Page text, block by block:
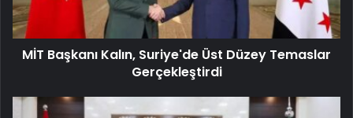
MİT Başkanı Kalın, Suriye'de Üst Düzey Temaslar
Gerçekleştirdi